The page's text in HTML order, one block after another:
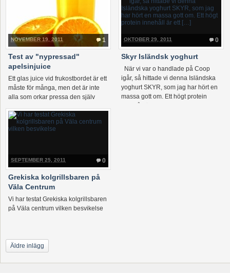
1
NOVEMBER 19, 2011
Test av "nypressad"
apelsinjuice
Ett glas juice vid frukostbordet är ett
måste för många, men det är inte
alla som orkar pressa den själv
0
OKTOBER 29, 2011
Skyr Isländsk yoghurt
När vi var o handlade på Coop
igår, så hittade vi denna Isländska
yoghurt SKYR, som jag har hört en
massa gott om. Ett högt protein
0
SEPTEMBER 25, 2011
Grekiska kolgrillsbaren på
Väla Centrum
Vi har testat Grekiska kolgrillsbaren
på Väla centrum vilken besvikelse
Äldre inlägg